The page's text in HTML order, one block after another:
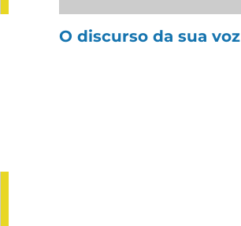
O discurso da sua voz